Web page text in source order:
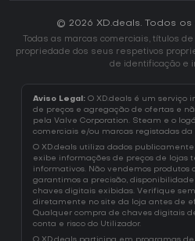
© 2026 XD.deals. Todos
Todas as marcas comerciais, títulos
propriedade dos seus respetivos
de identificação e
Aviso Legal: O XD.deals é um serviço
de preços e agregação de ofertas e
pela Valve Corporation. Steam e o
comerciais e/ou marcas registadas da
O XD.deals utiliza dados
exibe informações de preços de lojas
informativos. Não vendemos produtos
garantimos a precisão,
chaves digitais exibidas. Verifique
diretamente no site da loja antes de
Qualquer compra de chaves digitais
conta e risco do Utilizador.